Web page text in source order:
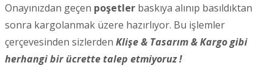
Onayınızdan geçen poşetler baskıya alınıp basıldıktan
sonra kargolanmak üzere hazırlıyor. Bu işlemler
çerçevesinden sizlerden Klişe & Tasarım & Kargo gibi
herhangi bir ücrette talep etmiyoruz !